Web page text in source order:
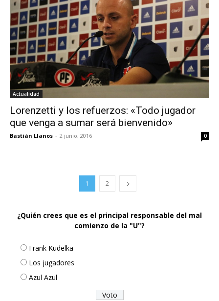
Actualidad
Lorenzetti y los refuerzos: «Todo jugador
que venga a sumar será bienvenido»
Bastián Llanos - 2 junio, 2016 0
1 2
¿Quién crees que es el principal responsable del mal
comienzo de la "U"?
Frank Kudelka
Los jugadores
Azul Azul